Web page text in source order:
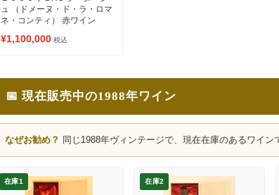
ュ （ドメーヌ・ド・ラ・ロマ
ネ・コンティ） 赤ワイン
¥1,100,000 税込
📅 現在販売中の1988年ワイン
なぜお勧め？ 同じ1988年ヴィンテージで、現在在庫のあるワイン
在庫1 在庫2